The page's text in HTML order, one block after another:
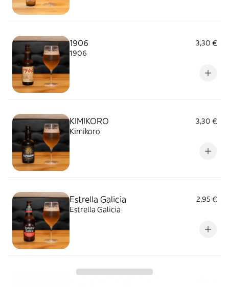
1906
3,30 €
1906
KIMIKORO
3,30 €
Kimikoro
Estrella Galicia
2,95 €
Estrella Galicia
ESTRELLA GALICIA 0%